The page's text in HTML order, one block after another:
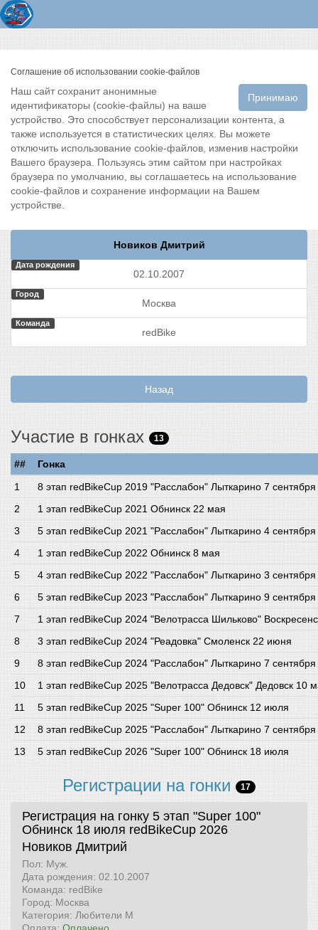
Соглашение об использовании cookie-файлов
Принимаю
Наш сайт сохранит анонимные
идентификаторы (cookie-файлы) на ваше
устройство. Это способствует персонализации контента, а
также используется в статистических целях. Вы можете
отключить использование cookie-файлов, изменив настройки
Вашего браузера. Пользуясь этим сайтом при настройках
браузера по умолчанию, вы соглашаетесь на использование
cookie-файлов и сохранение информации на Вашем
устройстве.
Новиков Дмитрий
Дата рождения
02.10.2007
Город
Москва
Команда
redBike
Назад
Участие в гонках 13
##
Гонка
8 этап redBikeCup 2019 "Расслабон" Лыткарино 7 сентября
1 этап redBikeCup 2021 Обнинск 22 мая
5 этап redBikeCup 2021 "Расслабон" Лыткарино 4 сентября
1 этап redBikeCup 2022 Обнинск 8 мая
4 этап redBikeCup 2022 "Расслабон" Лыткарино 3 сентября
5 этап redBikeCup 2023 "Расслабон" Лыткарино 9 сентября
1 этап redBikeCup 2024 "Велотрасса Шильково"
3 этап redBikeCup 2024 "Реадовка" Смоленск 22 июня
8 этап redBikeCup 2024 "Расслабон" Лыткарино 7 сентября
1 этап redBikeCup 2025 "Велотрасса Дедовск" Дедовск 10
5 этап redBikeCup 2025 "Super 100" Обнинск 12 июля
8 этап redBikeCup 2025 "Расслабон" Лыткарино 7 сентября
5 этап redBikeCup 2026 "Super 100" Обнинск 18 июля
Регистрации на гонки 17
Регистрация на гонку 5 этап "Super 100"
Обнинск 18 июля redBikeCup 2026
Новиков Дмитрий
Пол: Муж.
Дата рождения: 02.10.2007
Команда: redBike
Город: Москва
Категория: Любители М